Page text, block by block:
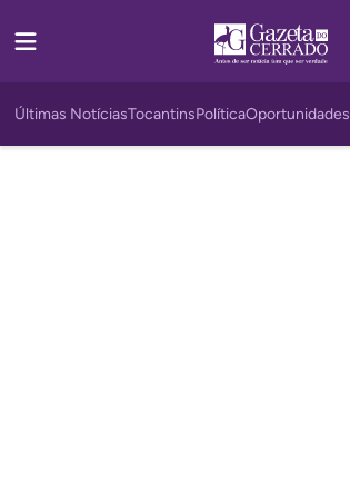
Últimas NotíciasTocantinsPolíticaOportunidades